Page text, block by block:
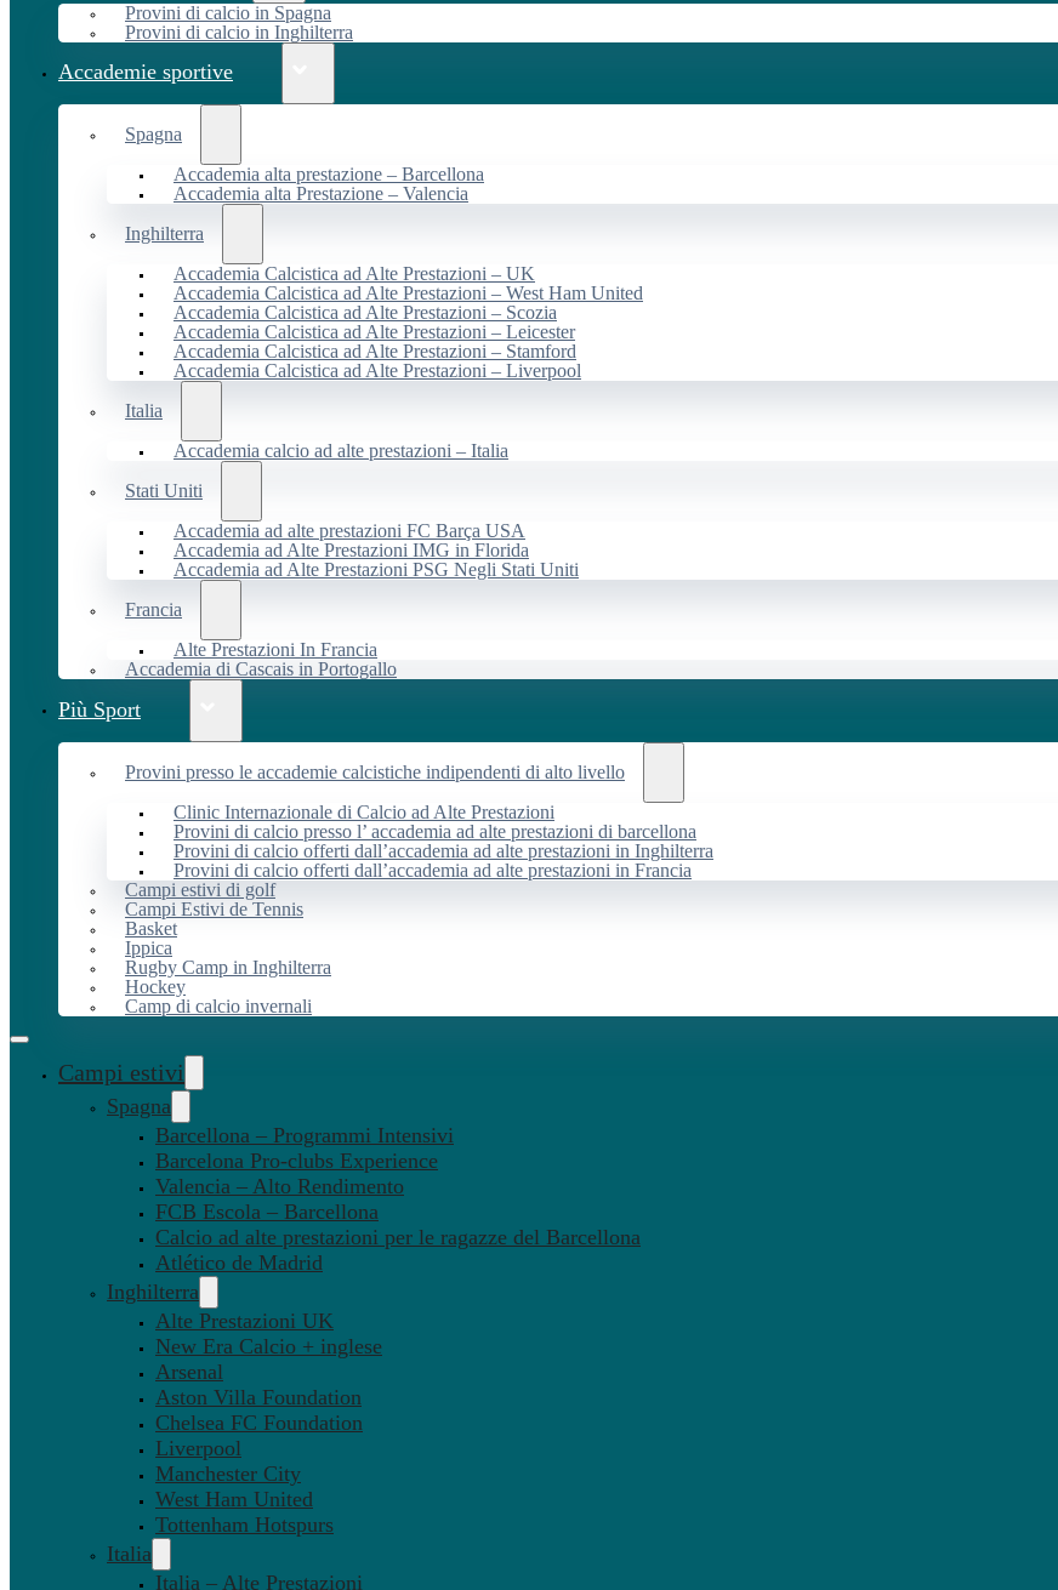
Provini di calcio in Spagna
Provini di calcio in Inghilterra
Accademie sportive
Spagna
Accademia alta prestazione – Barcellona
Accademia alta Prestazione – Valencia
Inghilterra
Accademia Calcistica ad Alte Prestazioni – UK
Accademia Calcistica ad Alte Prestazioni – West Ham United
Accademia Calcistica ad Alte Prestazioni – Scozia
Accademia Calcistica ad Alte Prestazioni – Leicester
Accademia Calcistica ad Alte Prestazioni – Stamford
Accademia Calcistica ad Alte Prestazioni – Liverpool
Italia
Accademia calcio ad alte prestazioni – Italia
Stati Uniti
Accademia ad alte prestazioni FC Barça USA
Accademia ad Alte Prestazioni IMG in Florida
Accademia ad Alte Prestazioni PSG Negli Stati Uniti
Francia
Alte Prestazioni In Francia
Accademia di Cascais in Portogallo
Più Sport
Provini presso le accademie calcistiche indipendenti di alto livello
Clinic Internazionale di Calcio ad Alte Prestazioni
Provini di calcio presso l’ accademia ad alte prestazioni di barcellona
Provini di calcio offerti dall’accademia ad alte prestazioni in Inghilterra
Provini di calcio offerti dall’accademia ad alte prestazioni in Francia
Campi estivi di golf
Campi Estivi de Tennis
Basket
Ippica
Rugby Camp in Inghilterra
Hockey
Camp di calcio invernali
Campi estivi
Spagna
Barcellona – Programmi Intensivi
Barcelona Pro-clubs Experience
Valencia – Alto Rendimento
FCB Escola – Barcellona
Calcio ad alte prestazioni per le ragazze del Barcellona
Atlético de Madrid
Inghilterra
Alte Prestazioni UK
New Era Calcio + inglese
Arsenal
Aston Villa Foundation
Chelsea FC Foundation
Liverpool
Manchester City
West Ham United
Tottenham Hotspurs
Italia
Italia – Alte Prestazioni